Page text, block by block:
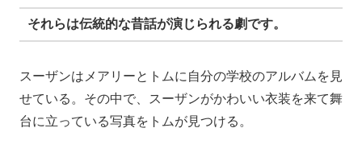
それらは伝統的な昔話が演じられる劇です。
スーザンはメアリーとトムに自分の学校のアルバムを見
せている。その中で、スーザンがかわいい衣装を来て舞
台に立っている写真をトムが見つける。